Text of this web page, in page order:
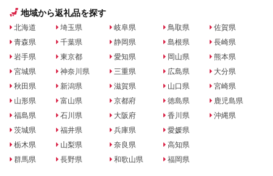
地域から返礼品を探す
北海道
青森県
岩手県
宮城県
秋田県
山形県
福島県
茨城県
栃木県
群馬県
埼玉県
千葉県
東京都
神奈川県
新潟県
富山県
石川県
福井県
山梨県
長野県
岐阜県
静岡県
愛知県
三重県
滋賀県
京都府
大阪府
兵庫県
奈良県
和歌山県
鳥取県
島根県
岡山県
広島県
山口県
徳島県
香川県
愛媛県
高知県
福岡県
佐賀県
長崎県
熊本県
大分県
宮崎県
鹿児島県
沖縄県